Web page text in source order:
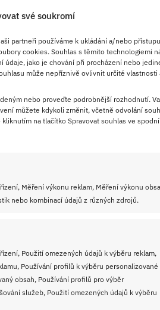
své soukromí
partneři používáme k ukládání a/nebo
cookies. Souhlas s těmito technologiemi
údaje, jako je chování při procházení nebo
může nepříznivě ovlivnit určité vlastnosti
nebo proveďte podrobnější rozhodnutí.
můžete kdykoli změnit, včetně odvolání
na tlačítko Spravovat souhlas ve
Měření výkonu reklam, Měření výkonu
nebo kombinací údajů z různých zdrojů.
Použití omezených údajů k výběru reklam,
Používání profilů k výběru personalizované
obsah, Používání profilů pro výběr
služeb, Použití omezených údajů k výběru
a vylijeme na plech s
cukrem.